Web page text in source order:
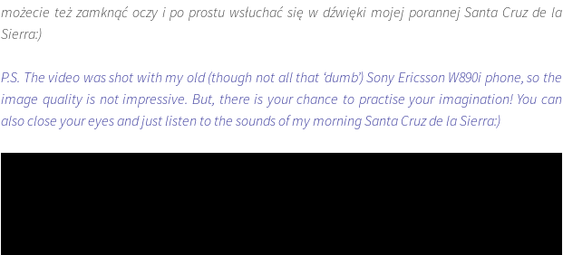
możecie też zamknąć oczy i po prostu wsłuchać się w dźwięki mojej porannej Santa Cruz de la
Sierra:)
P.S. The video was shot with my old (though not all that ‘dumb’) Sony Ericsson W890i phone, so the
image quality is not impressive. But, there is your chance to practise your imagination! You can
also close your eyes and just listen to the sounds of my morning Santa Cruz de la Sierra:)